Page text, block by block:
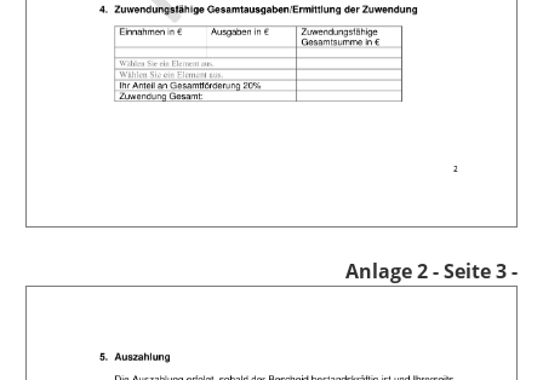
Anlage 2- Seite 3 -